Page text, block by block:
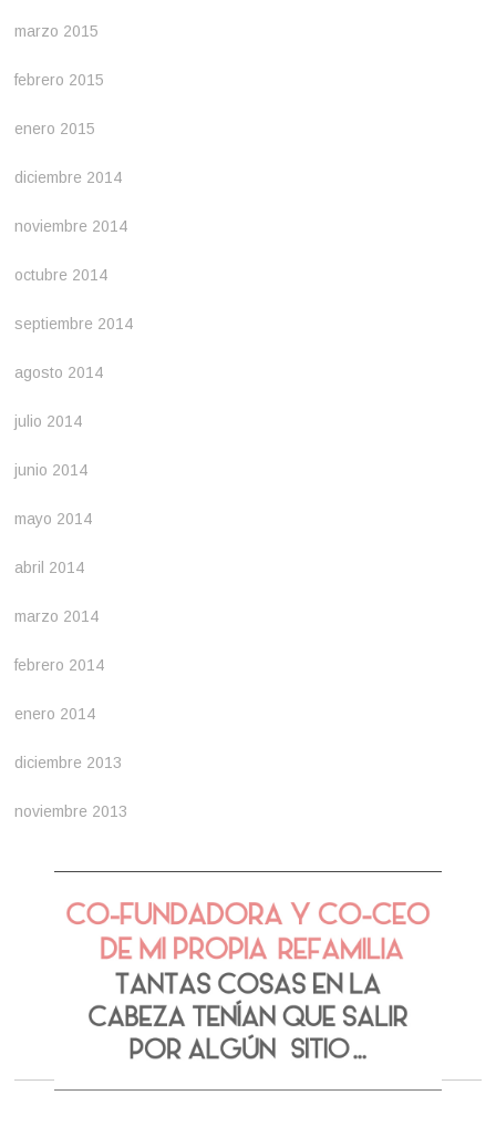
marzo 2015
febrero 2015
enero 2015
diciembre 2014
noviembre 2014
octubre 2014
septiembre 2014
agosto 2014
julio 2014
junio 2014
mayo 2014
abril 2014
marzo 2014
febrero 2014
enero 2014
diciembre 2013
noviembre 2013